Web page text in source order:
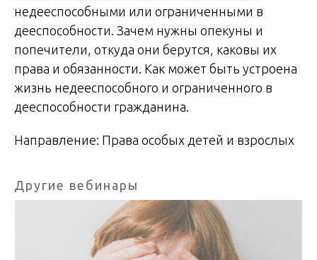
недееспособными или ограниченными в
дееспособности. Зачем нужны опекуны и
попечители, откуда они берутся, каковы их
права и обязанности. Как может быть устроена
жизнь недееспособного и ограниченного в
дееспособности гражданина.
Направление: Права особых детей и взрослых
Другие вебинары